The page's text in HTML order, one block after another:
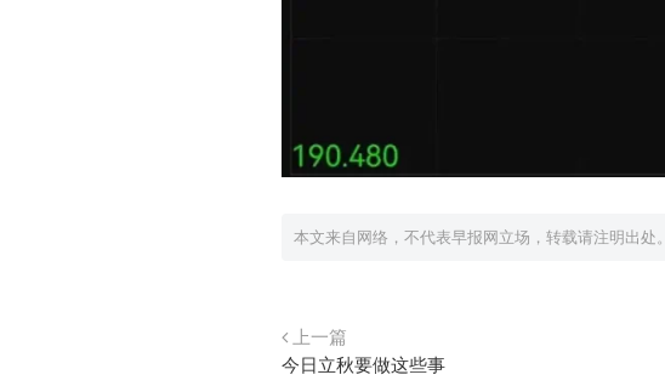
本文来自网络，不代表早报网立场，转载请注明出处。
上一篇
今日立秋要做这些事